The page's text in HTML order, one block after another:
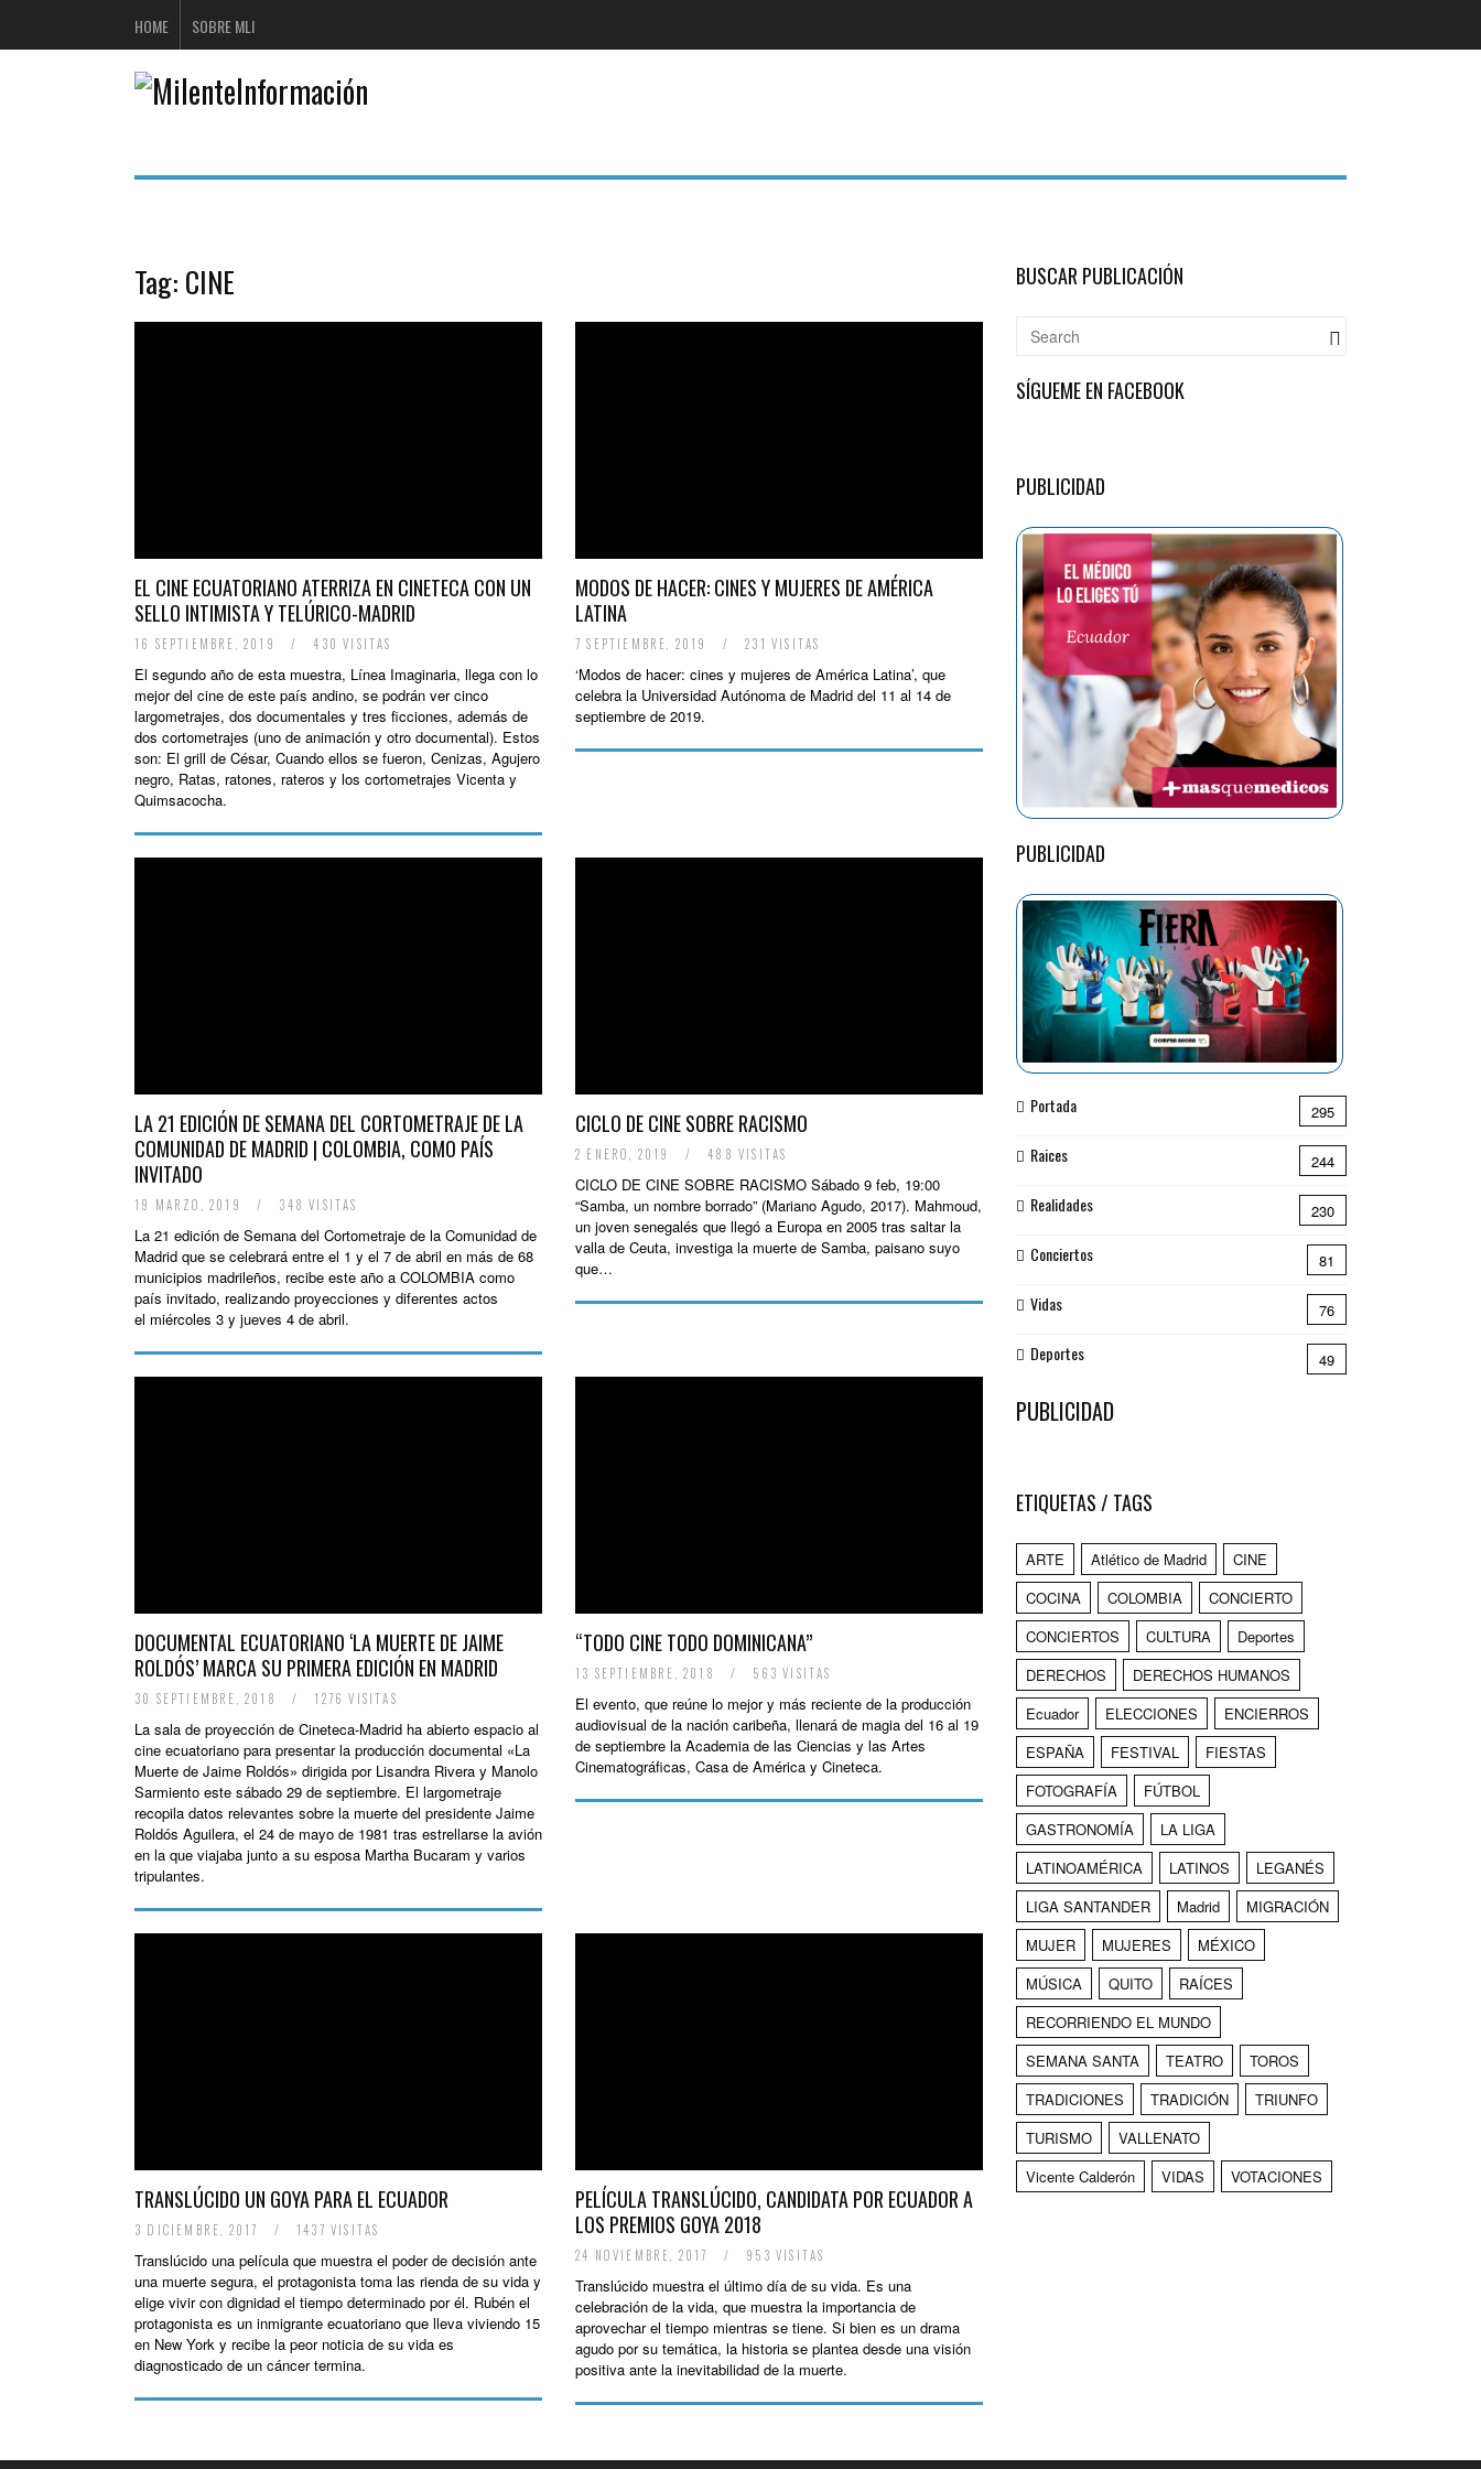
HOME SOBRE MLI
Tag: CINE
EL CINE ECUATORIANO ATERRIZA EN CINETECA CON UN
SELLO INTIMISTA Y TELÚRICO-MADRID
16 SEPTIEMBRE, 2019 / 430 VISITAS
El segundo año de esta muestra, Línea Imaginaria, llega con lo
mejor del cine de este país andino, se podrán ver cinco
largometrajes, dos documentales y tres ficciones, además de
dos cortometrajes (uno de animación y otro documental). Estos
son: El grill de César, Cuando ellos se fueron, Cenizas, Agujero
negro, Ratas, ratones, rateros y los cortometrajes Vicenta y
Quimsacocha.
MODOS DE HACER: CINES Y MUJERES DE AMÉRICA
LATINA
7 SEPTIEMBRE, 2019 / 231 VISITAS
‘Modos de hacer: cines y mujeres de América Latina’, que
celebra la Universidad Autónoma de Madrid del 11 al 14 de
septiembre de 2019.
LA 21 EDICIÓN DE SEMANA DEL CORTOMETRAJE DE LA
COMUNIDAD DE MADRID | COLOMBIA, COMO PAÍS
INVITADO
19 MARZO, 2019 / 348 VISITAS
La 21 edición de Semana del Cortometraje de la Comunidad de
Madrid que se celebrará entre el 1 y el 7 de abril en más de 68
municipios madrileños, recibe este año a COLOMBIA como
país invitado, realizando proyecciones y diferentes actos
el miércoles 3 y jueves 4 de abril.
CICLO DE CINE SOBRE RACISMO
2 ENERO, 2019 / 488 VISITAS
CICLO DE CINE SOBRE RACISMO Sábado 9 feb, 19:00
“Samba, un nombre borrado” (Mariano Agudo, 2017). Mahmoud,
un joven senegalés que llegó a Europa en 2005 tras saltar la
valla de Ceuta, investiga la muerte de Samba, paisano suyo
que…
DOCUMENTAL ECUATORIANO ‘LA MUERTE DE JAIME
ROLDÓS’ MARCA SU PRIMERA EDICIÓN EN MADRID
30 SEPTIEMBRE, 2018 / 1276 VISITAS
La sala de proyección de Cineteca-Madrid ha abierto espacio al
cine ecuatoriano para presentar la producción documental «La
Muerte de Jaime Roldós» dirigida por Lisandra Rivera y Manolo
Sarmiento este sábado 29 de septiembre. El largometraje
recopila datos relevantes sobre la muerte del presidente Jaime
Roldós Aguilera, el 24 de mayo de 1981 tras estrellarse la avión
en la que viajaba junto a su esposa Martha Bucaram y varios
tripulantes.
“TODO CINE TODO DOMINICANA”
13 SEPTIEMBRE, 2018 / 563 VISITAS
El evento, que reúne lo mejor y más reciente de la producción
audiovisual de la nación caribeña, llenará de magia del 16 al 19
de septiembre la Academia de las Ciencias y las Artes
Cinematográficas, Casa de América y Cineteca.
TRANSLÚCIDO UN GOYA PARA EL ECUADOR
3 DICIEMBRE, 2017 / 1437 VISITAS
Translúcido una película que muestra el poder de decisión ante
una muerte segura, el protagonista toma las rienda de su vida y
elige vivir con dignidad el tiempo determinado por él. Rubén el
protagonista es un inmigrante ecuatoriano que lleva viviendo 15
en New York y recibe la peor noticia de su vida es
diagnosticado de un cáncer termina.
PELÍCULA TRANSLÚCIDO, CANDIDATA POR ECUADOR A
LOS PREMIOS GOYA 2018
24 NOVIEMBRE, 2017 / 953 VISITAS
Translúcido muestra el último día de su vida. Es una
celebración de la vida, que muestra la importancia de
aprovechar el tiempo mientras se tiene. Si bien es un drama
agudo por su temática, la historia se plantea desde una visión
positiva ante la inevitabilidad de la muerte.
BUSCAR PUBLICACIÓN
SÍGUEME EN FACEBOOK
PUBLICIDAD
PUBLICIDAD
Portada 295
Raices 244
Realidades 230
Conciertos 81
Vidas 76
Deportes 49
PUBLICIDAD
ETIQUETAS / TAGS
ARTE Atlético de Madrid
CINE
COCINA
COLOMBIA
CONCIERTO
CONCIERTOS
CULTURA
Deportes
DERECHOS
DERECHOS HUMANOS
Ecuador
ELECCIONES
ENCIERROS
ESPAÑA
FESTIVAL
FIESTAS
FOTOGRAFÍA
FÚTBOL
GASTRONOMÍA
LA LIGA
LATINOAMÉRICA
LATINOS
LEGANÉS
LIGA SANTANDER
Madrid
MIGRACIÓN
MUJER
MUJERES
MÉXICO
MÚSICA
QUITO
RAÍCES
RECORRIENDO EL MUNDO
SEMANA SANTA
TEATRO
TOROS
TRADICIONES
TRADICIÓN
TRIUNFO
TURISMO
VALLENATO
Vicente Calderón
VIDAS VOTACIONES